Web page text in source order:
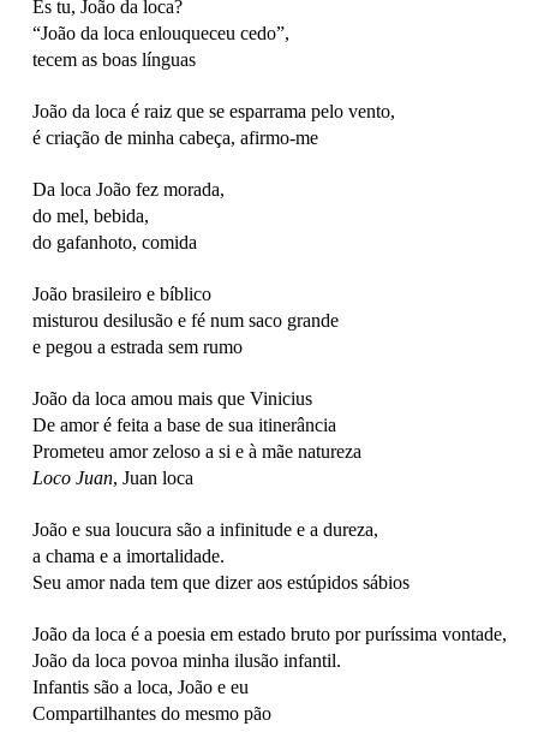
És tu, João da loca?
“João da loca enlouqueceu cedo”,
tecem as boas línguas
João da loca é raiz que se esparrama pelo vento,
é criação de minha cabeça, afirmo-me
Da loca João fez morada,
do mel, bebida,
do gafanhoto, comida
João brasileiro e bíblico
misturou desilusão e fé num saco grande
e pegou a estrada sem rumo
João da loca amou mais que Vinicius
De amor é feita a base de sua itinerância
Prometeu amor zeloso a si e à mãe natureza
Loco Juan, Juan loca
João e sua loucura são a infinitude e a dureza,
a chama e a imortalidade.
Seu amor nada tem que dizer aos estúpidos sábios
João da loca é a poesia em estado bruto por puríssima vontade,
João da loca povoa minha ilusão infantil.
Infantis são a loca, João e eu
Compartilhantes do mesmo pão